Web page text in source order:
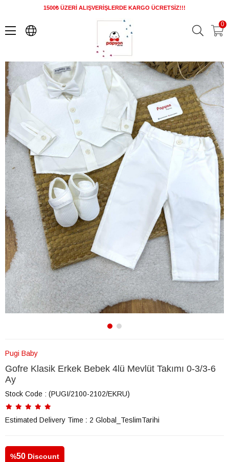
1500₺ ÜZERİ ALIŞVERİŞLERDE KARGO ÜCRETSİZ!!!
0
Gofre Klasik Erkek Bebek 4lü Mevlüt Takımı 0-3/3-6 Ay
Pugi Baby
Gofre Klasik Erkek Bebek 4lü Mevlüt Takımı 0-3/3-6
Ay
Stock Code (PUGI/2100-2102/EKRU)
Estimated Delivery Time : 2 Global_TeslimTarihi
%50 Discount